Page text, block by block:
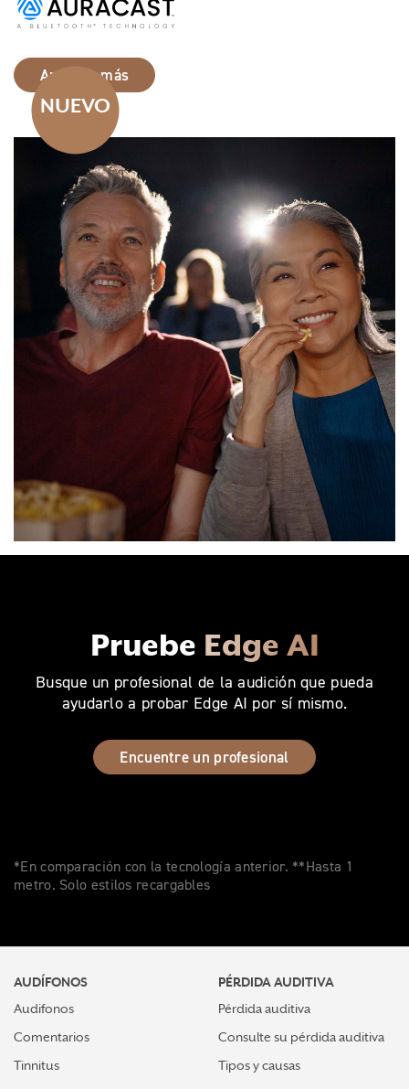
NUEVO
Aprenda más
Pruebe Edge AI
Busque un profesional de la audición que pueda
ayudarlo a probar Edge AI por sí mismo.
Encuentre un profesional
*En comparación con la tecnología anterior. **Hasta 1
metro. Solo estilos recargables
AUDÍFONOS
Audifonos
Comentarios
Tinnitus
PÉRDIDA AUDITIVA
Pérdida auditiva
Consulte su pérdida auditiva
Tipos y causas